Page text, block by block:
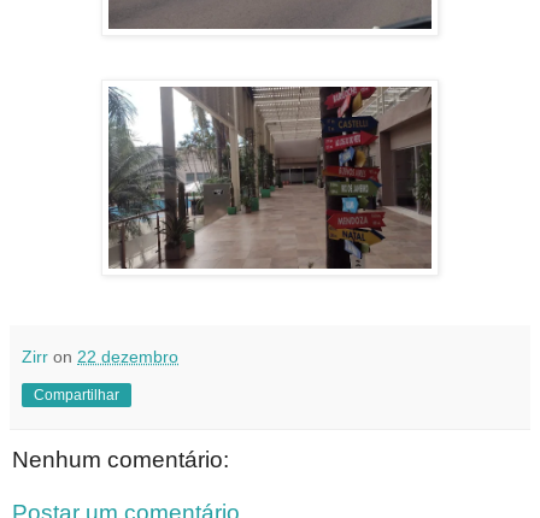
Zirr on 22 dezembro
Compartilhar
Nenhum comentário:
Postar um comentário